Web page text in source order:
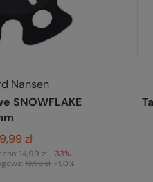
Nansen
SNOWFLAKE
9,99 zł
14,99 zł -33%
19,99 zł -50%